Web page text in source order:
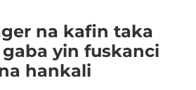
na kafin taka
yin fuskanci
hankali